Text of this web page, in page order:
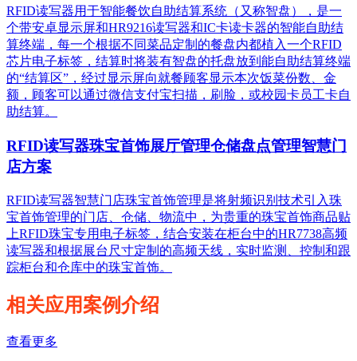
RFID读写器用于智能餐饮自助结算系统（又称智盘），是一
个带安卓显示屏和HR9216读写器和IC卡读卡器的智能自助结
算终端，每一个根据不同菜品定制的餐盘内都植入一个RFID
芯片电子标签，结算时将装有智盘的托盘放到能自助结算终端
的“结算区”，经过显示屏向就餐顾客显示本次饭菜份数、金
额，顾客可以通过微信支付宝扫描，刷脸，或校园卡员工卡自
助结算。
RFID读写器珠宝首饰展厅管理仓储盘点管理智慧门
店方案
RFID读写器智慧门店珠宝首饰管理是将射频识别技术引入珠
宝首饰管理的门店、仓储、物流中，为贵重的珠宝首饰商品贴
上RFID珠宝专用电子标签，结合安装在柜台中的HR7738高频
读写器和根据展台尺寸定制的高频天线，实时监测、控制和跟
踪柜台和仓库中的珠宝首饰。
相关应用案例介绍
查看更多